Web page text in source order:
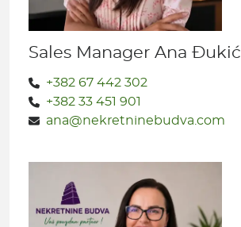
Sales Manager Ana Đukić
+382 67 442 302
+382 33 451 901
ana@nekretninebudva.com